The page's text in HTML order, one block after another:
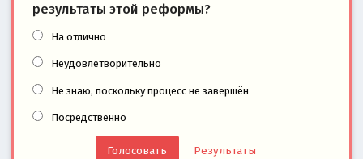
результаты этой реформы?
На отлично
Неудовлетворительно
Не знаю, поскольку процесс не завершён
Посредственно
Результаты